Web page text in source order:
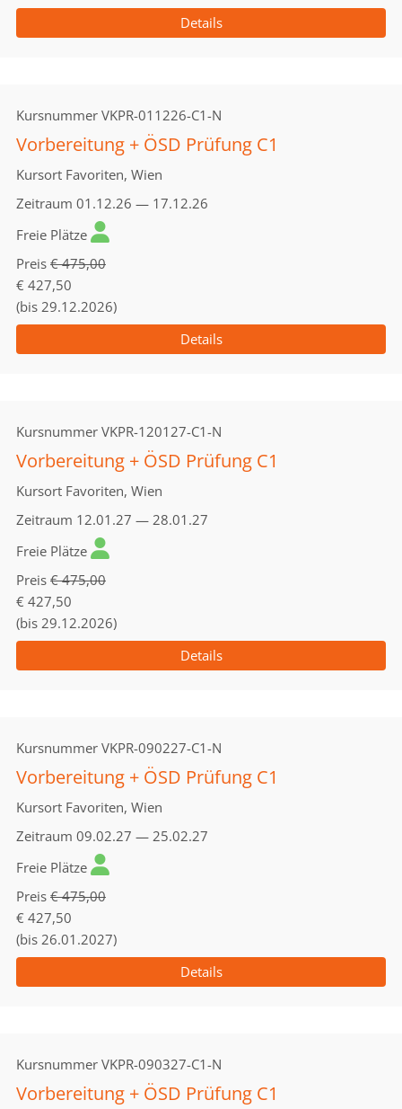
Details
Kursnummer VKPR-011226-C1-N
Vorbereitung + ÖSD Prüfung C1
Kursort Favoriten, Wien
Zeitraum 01.12.26 — 17.12.26
Freie Plätze
Preis € 475,00
€ 427,50
(bis 29.12.2026)
Details
Kursnummer VKPR-120127-C1-N
Vorbereitung + ÖSD Prüfung C1
Kursort Favoriten, Wien
Zeitraum 12.01.27 — 28.01.27
Freie Plätze
Preis € 475,00
€ 427,50
(bis 29.12.2026)
Details
Kursnummer VKPR-090227-C1-N
Vorbereitung + ÖSD Prüfung C1
Kursort Favoriten, Wien
Zeitraum 09.02.27 — 25.02.27
Freie Plätze
Preis € 475,00
€ 427,50
(bis 26.01.2027)
Details
Kursnummer VKPR-090327-C1-N
Vorbereitung + ÖSD Prüfung C1